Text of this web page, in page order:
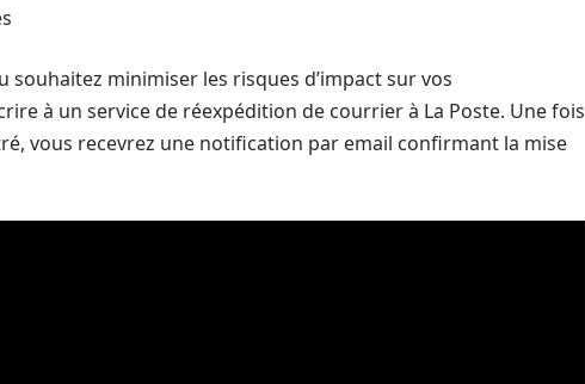
souhaitez minimiser les risques d’impact sur vos
à un service de réexpédition de courrier à La Poste. Une fois
vous recevrez une notification par email confirmant la mise